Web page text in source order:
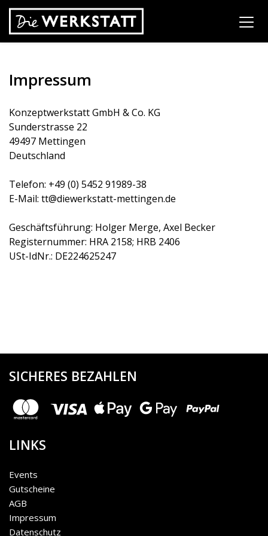
Impressum
Konzeptwerkstatt GmbH & Co. KG
Sunderstrasse 22
49497 Mettingen
Deutschland
Telefon: +49 (0) 5452 91989-38
E-Mail: tt@diewerkstatt-mettingen.de
Geschäftsführung: Holger Merge, Axel Becker
Registernummer: HRA 2158; HRB 2406
USt-IdNr.: DE224625247
SICHERES BEZAHLEN
LINKS
Events
Gutscheine
AGB
Impressum
Datenschutz